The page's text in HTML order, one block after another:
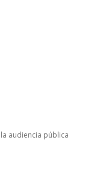
audiencia pública